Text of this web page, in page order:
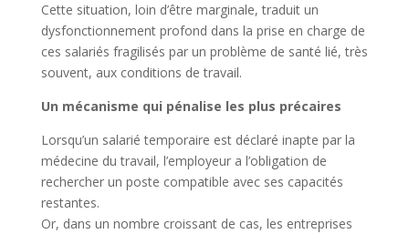
Cette situation, loin d’être marginale, traduit un
dysfonctionnement profond dans la prise en charge de
ces salariés fragilisés par un problème de santé lié, très
souvent, aux conditions de travail.
Un mécanisme qui pénalise les plus précaires
Lorsqu’un salarié temporaire est déclaré inapte par la
médecine du travail, l’employeur a l’obligation de
rechercher un poste compatible avec ses capacités
restantes.
Or, dans un nombre croissant de cas, les entreprises